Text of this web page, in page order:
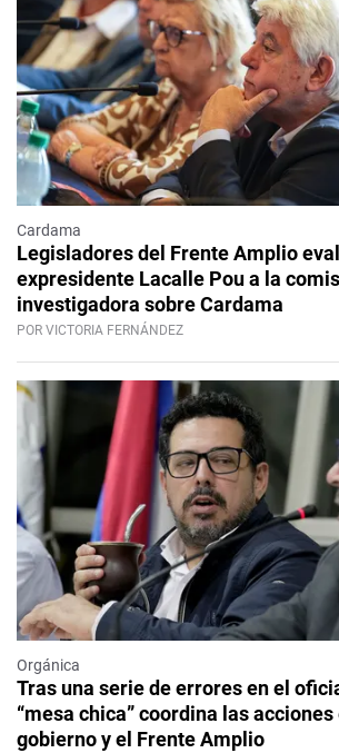
Cardama
Legisladores del Frente Amplio
expresidente Lacalle Pou a la
investigadora sobre Cardama
POR VICTORIA FERNÁNDEZ
Orgánica
Tras una serie de errores en el
“mesa chica” coordina las acciones
gobierno y el Frente Amplio